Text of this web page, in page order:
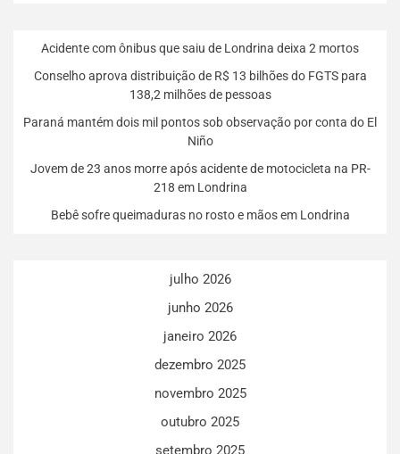
Acidente com ônibus que saiu de Londrina deixa 2 mortos
Conselho aprova distribuição de R$ 13 bilhões do FGTS para
138,2 milhões de pessoas
Paraná mantém dois mil pontos sob observação por conta do El
Niño
Jovem de 23 anos morre após acidente de motocicleta na PR-
218 em Londrina
Bebê sofre queimaduras no rosto e mãos em Londrina
julho 2026
junho 2026
janeiro 2026
dezembro 2025
novembro 2025
outubro 2025
setembro 2025